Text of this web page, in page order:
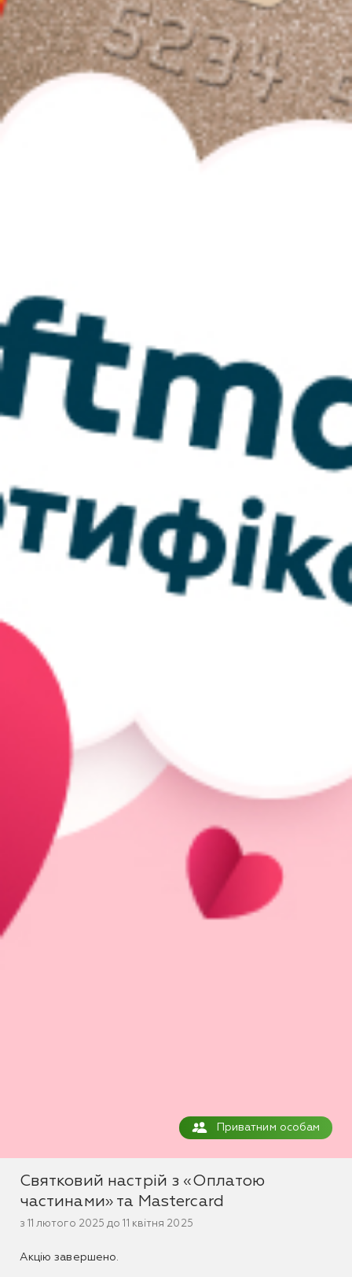
Приватним особам
Святковий настрій з «Оплатою
частинами» та Mastercard
з 11 лютого 2025 до 11 квітня 2025
Акцію завершено.